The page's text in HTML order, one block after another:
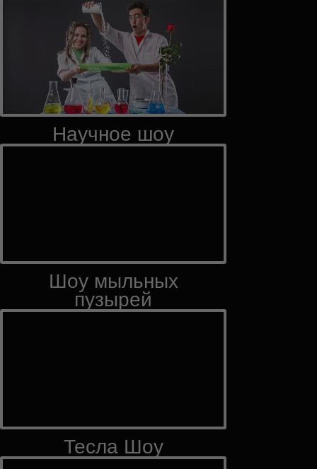
Научное шоу
Шоу мыльных
пузырей
Тесла Шоу